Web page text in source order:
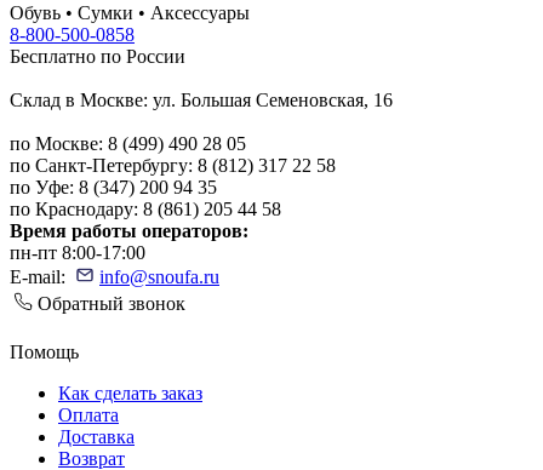
Обувь • Сумки • Аксессуары
8-800-500-0858
Бесплатно по России
Склад в Москве: ул. Большая Семеновская, 16
по Москве: 8 (499) 490 28 05
по Санкт-Петербургу: 8 (812) 317 22 58
по Уфе: 8 (347) 200 94 35
по Краснодару: 8 (861) 205 44 58
Время работы операторов:
пн-пт 8:00-17:00
E-mail:
info@snoufa.ru
Обратный звонок
Помощь
Как сделать заказ
Оплата
Доставка
Возврат